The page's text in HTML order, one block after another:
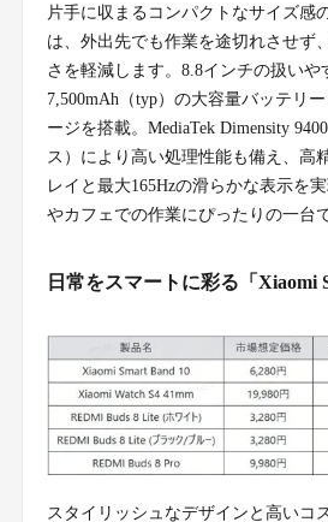
片手に収まるコンパクトなサイズ感
は、外出先でも作業を途切れさせず
さを軽減します。8.8インチの扱いや
7,500mAh（typ）の大容量バッテリ
ージを搭載。MediaTek Dimensity
ス）により高い処理性能も備え、高
レイと最大165Hzの滑らかな表示を
やカフェでの作業にぴったりの一台で
日常をスマートに彩る「Xiaomi
スタイリッシュなデザインと高いコ